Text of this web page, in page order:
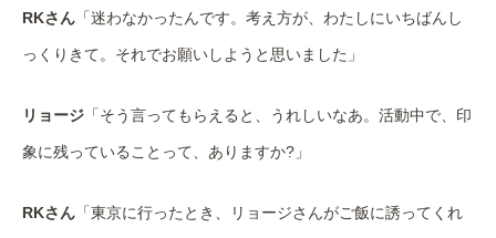
RKさん 「迷わなかったんです。考え方が、わたしにいちばんし
っくりきて。それでお願いしようと思いました」
リョージ 「そう言ってもらえると、うれしいなあ。活動中で、印
象に残っていることって、ありますか?」
RKさん 「東京に行ったとき、リョージさんがご飯に誘ってくれ